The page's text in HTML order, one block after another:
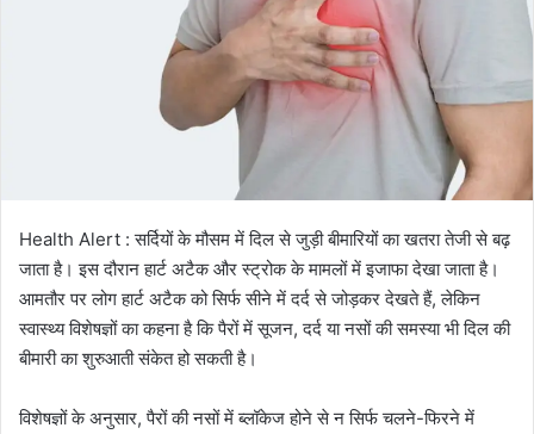
Health Alert : सर्दियों के मौसम में दिल से जुड़ी बीमारियों का खतरा तेजी से बढ़
जाता है। इस दौरान हार्ट अटैक और स्ट्रोक के मामलों में इजाफा देखा जाता है।
आमतौर पर लोग हार्ट अटैक को सिर्फ सीने में दर्द से जोड़कर देखते हैं, लेकिन
स्वास्थ्य विशेषज्ञों का कहना है कि पैरों में सूजन, दर्द या नसों की समस्या भी दिल की
बीमारी का शुरुआती संकेत हो सकती है।
विशेषज्ञों के अनुसार, पैरों की नसों में ब्लॉकेज होने से न सिर्फ चलने-फिरने में